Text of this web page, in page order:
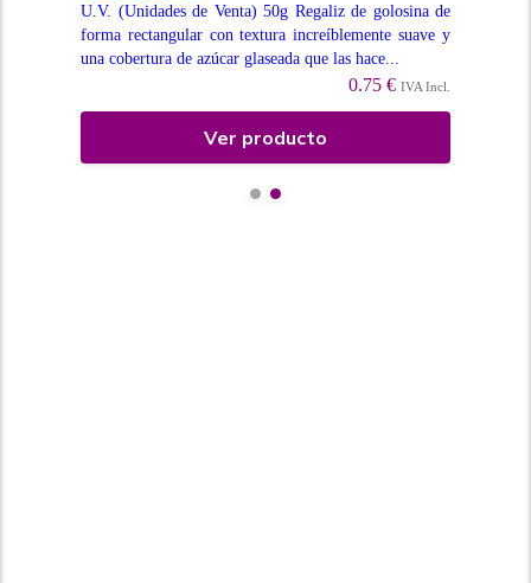
U.V. (Unidades de Venta) 50g Regaliz de golosina de
forma rectangular con textura increíblemente suave y
una cobertura de azúcar glaseada que las hace...
0.75 € IVA Incl.
Ver producto